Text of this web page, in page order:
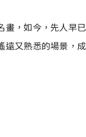
畫，如今，先人早已
遠又熟悉的場景，成